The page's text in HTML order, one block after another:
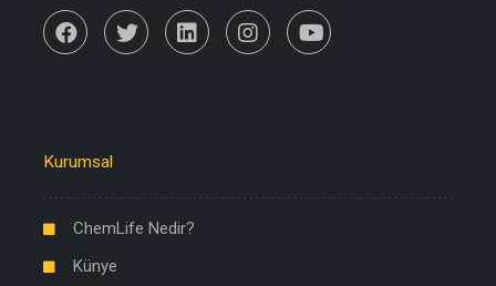
Kurumsal
ChemLife Nedir?
Künye